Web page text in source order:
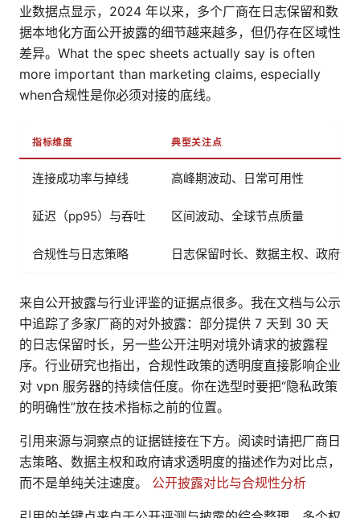
业数据点显示，2024 年以来，多个厂商在日志保留和数
据本地化方面公开披露的细节越来越多，但仍存在区域性
差异。What the spec sheets actually say is often
more important than marketing claims, especially
when合规性是你必须对接的底线。
指标维度 典型关注点
连接成功率与掉线 高峰期波动、日常可用性
延迟（pp95）与吞吐 区间波动、全球节点质量
合规性与日志策略 日志保留时长、数据主权、政府请
来自公开披露与行业评鉴的证据点很多。我在文档与公示
中追踪了多家厂商的对外披露：部分提供 7 天到 30 天
的日志保留时长，另一些公开注明对境外请求的披露程
序。行业研究也指出，合规性政策的透明度直接影响企业
对 vpn 服务器的持续信任度。你在选型时要把“隐私政策
的明确性”放在技术指标之前的位置。
引用来源与洞察点的证据链接在下方。阅读时请把厂商日
志策略、数据主权和政府请求透明度的描述作为对比点，
而不是单纯关注速度。 公开披露对比与合规性分析